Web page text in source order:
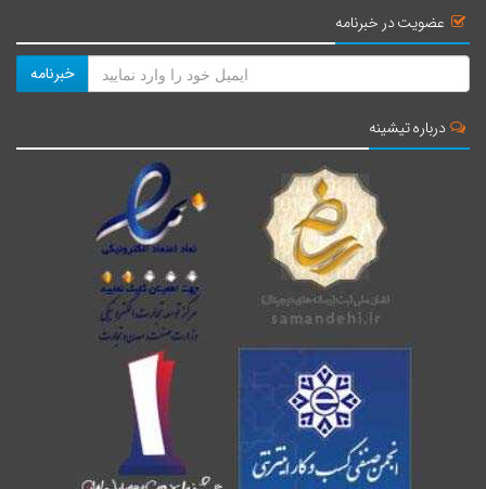
عضویت در خبرنامه
خبرنامه
درباره تیشینه